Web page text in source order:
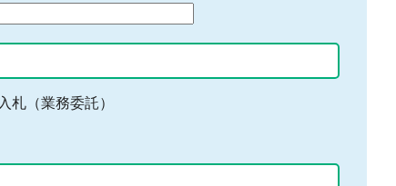
札（業務委託）